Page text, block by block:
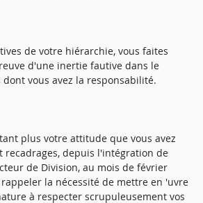
de votre hiérarchie, vous faites
d'une inertie fautive dans le
vous avez la responsabilité.
plus votre attitude que vous avez
recadrages, depuis l'intégration de
de Division, au mois de février
la nécessité de mettre en 'uvre
à respecter scrupuleusement vos